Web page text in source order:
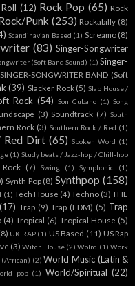
(12) Rock Pop (65) Rock
Punk (253) Rockabilly (8)
Scandinavian Based (1) Screamo (8)
(83) Singer-Songwriter
(Soft Band Sound) (1) Singer-
SINGER-SONGWRITER BAND (Soft
(39) Slacker Rock (5) Slap House /
Rock (54) Son Cubano (1) Song
(3) Soundtrack (7) South
Rock (3) Southern Rock / Red (1)
Red Dirt (65) Spoken Word (1)
(1) Study beats / Jazz-hop / Chill-hop
(7) Swing (1) Symphonic (1)
Synth Pop (8) Synthpop (158)
(1) Tech House (4) Techno (3) THE
(17) Trap (9) Trap (EDM) (5) Trap
(4) Tropical (6) Tropical House (5)
UK RAP (1) US Based (11) US Rap
(3) Witch House (2) Wolrd (1) Work
(2) World Music (Latin &
pop (1) World/Spiritual (22)